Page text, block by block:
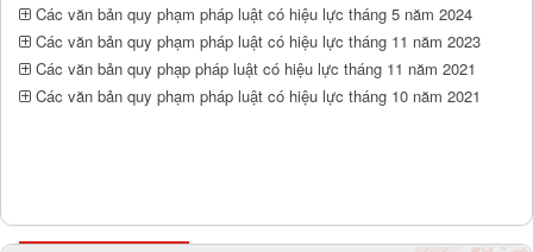
Các văn bản quy phạm pháp luật có hiệu lực tháng 5 năm 2024
Các văn bản quy phạm pháp luật có hiệu lực tháng 11 năm 2023
Các văn bản quy phạp pháp luật có hiệu lực tháng 11 năm 2021
Các văn bản quy phạm pháp luật có hiệu lực tháng 10 năm 2021